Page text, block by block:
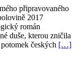
připravovaného
2017
román
duše, kterou zničila
českých […]